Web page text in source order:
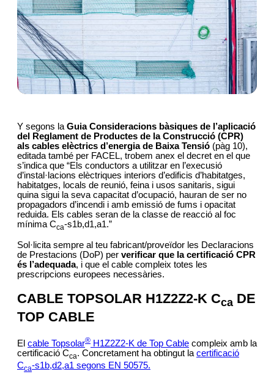
Y segons la Guia Consideracions bàsiques de l’aplicació
del Reglament de Productes de la Construcció (CPR)
als cables elèctrics d’energia de Baixa Tensió (pàg 10),
editada també per FACEL, trobem anex el decret en el que
s’indica que “Els conductors a utilitzar en l’execusió
d’instal·lacions elèctriques interiors d’edificis d’habitatges,
habitatges, locals de reunió, feina i usos sanitaris, sigui
quina sigui la seva capacitat d’ocupació, hauran de ser no
propagadors d’incendi i amb emissió de fums i opacitat
reduida. Els cables seran de la classe de reacció al foc
mínima Cca-s1b,d1,a1.”
Sol·licita sempre al teu fabricant/proveïdor les Declaracions
de Prestacions (DoP) per verificar que la certificació CPR
és l’adequada, i que el cable compleix totes les
prescripcions europees necessàries.
CABLE TOPSOLAR H1Z2Z2-K Cca DE
TOP CABLE
El cable Topsolar® H1Z2Z2-K de Top Cable compleix amb la
certificació Cca. Concretament ha obtingut la certificació
Cca-s1b,d2,a1 segons EN 50575.